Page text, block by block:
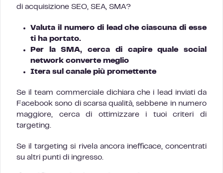
di acquisizione SEO, SEA, SMA?
Valuta il numero di lead che ciascuna di esse
ti ha portato.
Per la SMA, cerca di capire quale social
network converte meglio
Itera sul canale più promettente
Se il team commerciale dichiara che i lead inviati da
Facebook sono di scarsa qualità, sebbene in numero
maggiore, cerca di ottimizzare i tuoi criteri di
targeting.
Se il targeting si rivela ancora inefficace, concentrati
su altri punti di ingresso.